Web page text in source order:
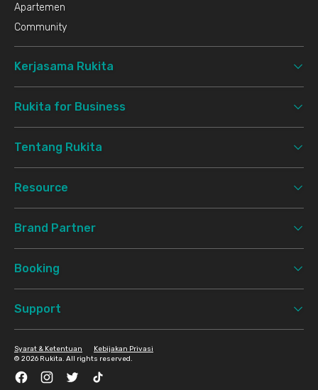
Apartemen
Community
Kerjasama Rukita
Rukita for Business
Tentang Rukita
Resource
Brand Partner
Booking
Support
© 2026 Rukita. All rights reserved.
Syarat & Ketentuan Kebijakan Privasi
FacebookInstagramTwitter TikTok